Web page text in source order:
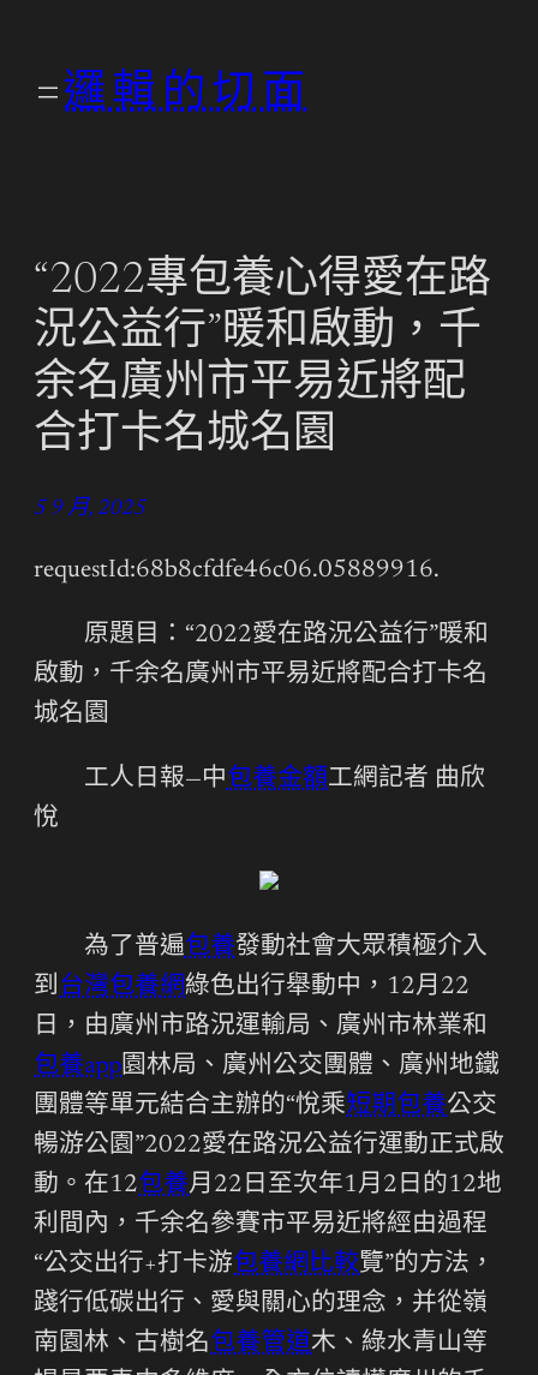
邏輯的切面
“2022專包養心得愛在路
況公益行”暖和啟動，千
余名廣州市平易近將配
合打卡名城名園
5 9 月, 2025
requestId:68b8cfdfe46c06.05889916.
原題目：“2022愛在路況公益行”暖和
啟動，千余名廣州市平易近將配合打卡名
城名園
工人日報—中包養金額工網記者 曲欣
悅
為了普遍包養發動社會大眾積極介入
到台灣包養網綠色出行舉動中，12月22
日，由廣州市路況運輸局、廣州市林業和
包養app園林局、廣州公交團體、廣州地鐵
團體等單元結合主辦的“悅乘短期包養公交
暢游公園”2022愛在路況公益行運動正式啟
動。在12包養月22日至次年1月2日的12地
利間內，千余名參賽市平易近將經由過程
“公交出行+打卡游包養網比較覽”的方法，
踐行低碳出行、愛與關心的理念，并從嶺
南園林、古樹名包養管道木、綠水青山等